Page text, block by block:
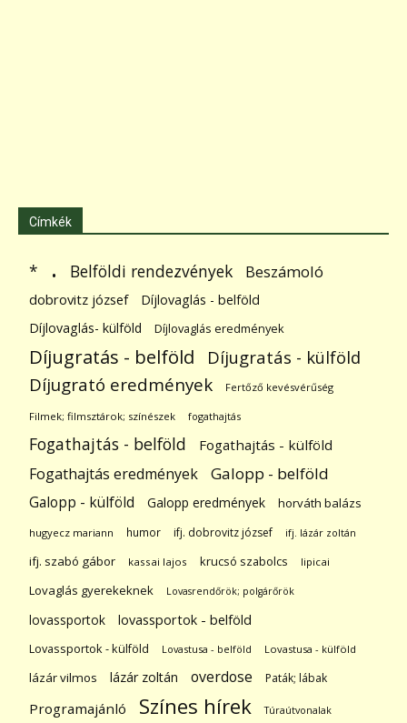
Címkék
* . Belföldi rendezvények Beszámoló
dobrovitz józsef
Díjlovaglás - belföld
Díjlovaglás- külföld
Díjlovaglás eredmények
Díjugratás - belföld Díjugratás - külföld
Díjugrató eredmények Fertőző kevésvérűség
Filmek; filmsztárok; színészek fogathajtás
Fogathajtás - belföld Fogathajtás - külföld
Fogathajtás eredmények Galopp - belföld
Galopp - külföld Galopp eredmények horváth balázs
hugyecz mariann humor ifj. dobrovitz józsef ifj. lázár zoltán
ifj. szabó gábor kassai lajos krucsó szabolcs lipicai
Lovaglás gyerekeknek Lovasrendőrök; polgárőrök
lovassportok lovassportok - belföld
Lovassportok - külföld Lovastusa - belföld Lovastusa - külföld
lázár vilmos lázár zoltán overdose Paták; lábak
Programajánló Színes hírek Túraútvonalak